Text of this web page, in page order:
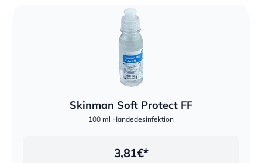
Skinman Soft Protect FF
100 ml Händedesinfektion
3,81€*